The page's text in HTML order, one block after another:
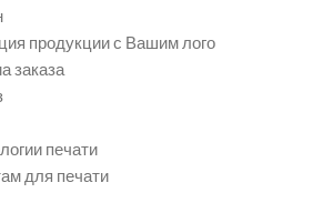
продукции с Вашим лого
заказа
печати
для печати